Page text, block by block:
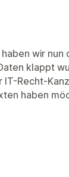
wir
klappt
Recht-
haben